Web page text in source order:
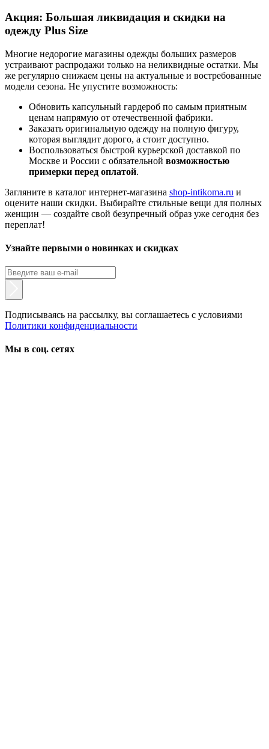
Акция: Большая ликвидация и скидки на
одежду Plus Size
Многие недорогие магазины одежды больших размеров
устраивают распродажи только на неликвидные остатки. Мы
же регулярно снижаем цены на актуальные и востребованные
модели сезона. Не упустите возможность:
Обновить капсульный гардероб по самым приятным
ценам напрямую от отечественной фабрики.
Заказать оригинальную одежду на полную фигуру,
которая выглядит дорого, а стоит доступно.
Воспользоваться быстрой курьерской доставкой по
Москве и России с обязательной возможностью
примерки перед оплатой.
Загляните в каталог интернет-магазина shop-intikoma.ru и
оцените наши скидки. Выбирайте стильные вещи для полных
женщин — создайте свой безупречный образ уже сегодня без
переплат!
Узнайте первыми о новинках и скидках
Подписываясь на рассылку, вы соглашаетесь с условиями
Политики конфиденциальности
Мы в соц. сетях